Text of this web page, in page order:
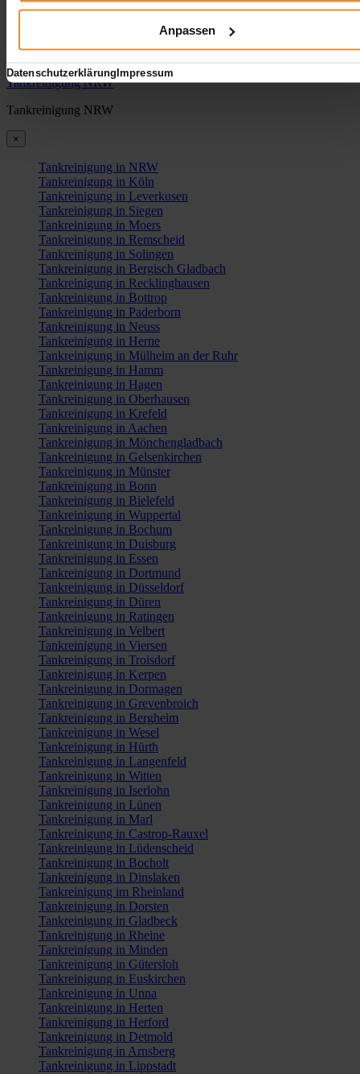
Anpassen
DatenschutzerklärungImpressum
Tankreinigung in Hamburg
Tankreinigung in Bremen
Tankreinigung in Bremerhaven
schliessen
Tankreinigung NRW
Tankreinigung NRW
×
Tankreinigung in NRW
Tankreinigung in Köln
Tankreinigung in Leverkusen
Tankreinigung in Siegen
Tankreinigung in Moers
Tankreinigung in Remscheid
Tankreinigung in Solingen
Tankreinigung in Bergisch Gladbach
Tankreinigung in Recklinghausen
Tankreinigung in Bottrop
Tankreinigung in Paderborn
Tankreinigung in Neuss
Tankreinigung in Herne
Tankreinigung in Mülheim an der Ruhr
Tankreinigung in Hamm
Tankreinigung in Hagen
Tankreinigung in Oberhausen
Tankreinigung in Krefeld
Tankreinigung in Aachen
Tankreinigung in Mönchengladbach
Tankreinigung in Gelsenkirchen
Tankreinigung in Münster
Tankreinigung in Bonn
Tankreinigung in Bielefeld
Tankreinigung in Wuppertal
Tankreinigung in Bochum
Tankreinigung in Duisburg
Tankreinigung in Essen
Tankreinigung in Dortmund
Tankreinigung in Düsseldorf
Tankreinigung in Düren
Tankreinigung in Ratingen
Tankreinigung in Velbert
Tankreinigung in Viersen
Tankreinigung in Troisdorf
Tankreinigung in Kerpen
Tankreinigung in Dormagen
Tankreinigung in Grevenbroich
Tankreinigung in Bergheim
Tankreinigung in Wesel
Tankreinigung in Hürth
Tankreinigung in Langenfeld
Tankreinigung in Witten
Tankreinigung in Iserlohn
Tankreinigung in Lünen
Tankreinigung in Marl
Tankreinigung in Castrop-Rauxel
Tankreinigung in Lüdenscheid
Tankreinigung in Bocholt
Tankreinigung in Dinslaken
Tankreinigung im Rheinland
Tankreinigung in Dorsten
Tankreinigung in Gladbeck
Tankreinigung in Rheine
Tankreinigung in Minden
Tankreinigung in Gütersloh
Tankreinigung in Euskirchen
Tankreinigung in Unna
Tankreinigung in Herten
Tankreinigung in Herford
Tankreinigung in Detmold
Tankreinigung in Arnsberg
Tankreinigung in Lippstadt